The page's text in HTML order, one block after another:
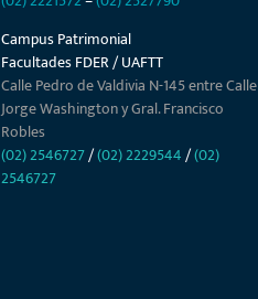
Campus Patrimonial
Facultades FDER / UAFTT
Calle Pedro de Valdivia N-145 entre Calle
Jorge Washington y Gral. Francisco
Robles
(02) 2546727/(02) 2229544/(02)
2546727